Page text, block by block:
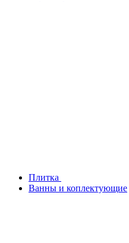
Плитка
Ванны и коплектующие